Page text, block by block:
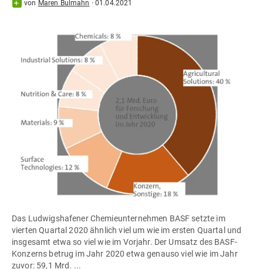
von Maren Bulmahn ·01.04.2021
Das Ludwigshafener Chemieunternehmen BASF setzte im
vierten Quartal 2020 ähnlich viel um wie im ersten Quartal und
insgesamt etwa so viel wie im Vorjahr. Der Umsatz des BASF-
Konzerns betrug im Jahr 2020 etwa genauso viel wie im Jahr
zuvor: 59,1 Mrd. ...